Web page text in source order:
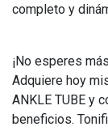
completo y
¡No esperes
Adquiere hoy
ANKLE TUBE y
beneficios.